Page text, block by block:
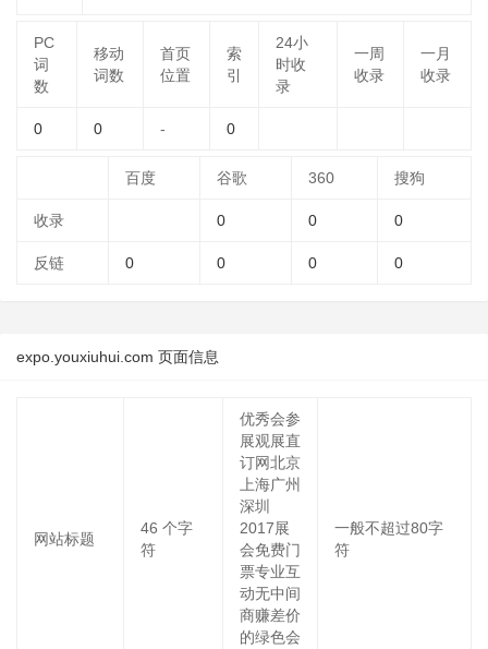
PC
词
数
移动
词数
首页
位置
索
引
24小
时收
录
一周
收录
一月
收录
0 0 - 0
百度 谷歌 360 搜狗
收录 0 0 0
反链 0 0 0 0
expo.youxiuhui.com 页面信息
网站标题
46 个字
符
优秀会参
展观展直
订网北京
上海广州
深圳
2017展
会免费门
票专业互
动无中间
商赚差价
的绿色会
一般不超过80字
符